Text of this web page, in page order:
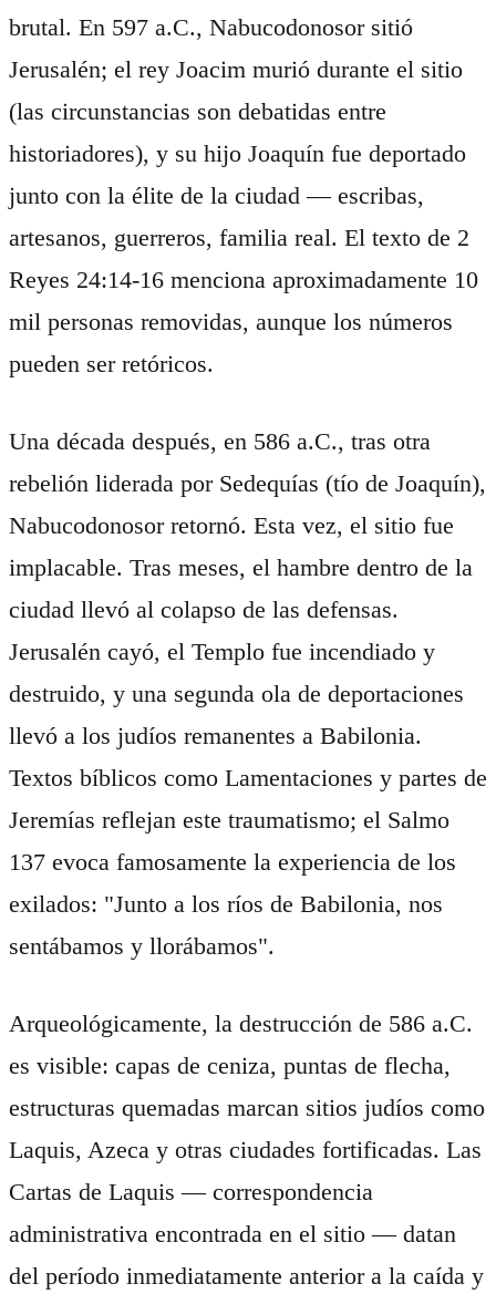
brutal. En 597 a.C., Nabucodonosor sitió
Jerusalén; el rey Joacim murió durante el sitio
(las circunstancias son debatidas entre
historiadores), y su hijo Joaquín fue deportado
junto con la élite de la ciudad — escribas,
artesanos, guerreros, familia real. El texto de 2
Reyes 24:14-16 menciona aproximadamente 10
mil personas removidas, aunque los números
pueden ser retóricos.
Una década después, en 586 a.C., tras otra
rebelión liderada por Sedequías (tío de Joaquín),
Nabucodonosor retornó. Esta vez, el sitio fue
implacable. Tras meses, el hambre dentro de la
ciudad llevó al colapso de las defensas.
Jerusalén cayó, el Templo fue incendiado y
destruido, y una segunda ola de deportaciones
llevó a los judíos remanentes a Babilonia.
Textos bíblicos como Lamentaciones y partes de
Jeremías reflejan este traumatismo; el Salmo
137 evoca famosamente la experiencia de los
exilados: "Junto a los ríos de Babilonia, nos
sentábamos y llorábamos".
Arqueológicamente, la destrucción de 586 a.C.
es visible: capas de ceniza, puntas de flecha,
estructuras quemadas marcan sitios judíos como
Laquis, Azeca y otras ciudades fortificadas. Las
Cartas de Laquis — correspondencia
administrativa encontrada en el sitio — datan
del período inmediatamente anterior a la caída y